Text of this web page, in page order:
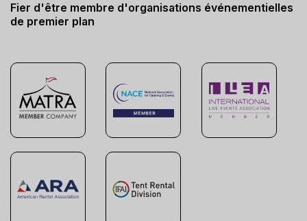
Fier d'être membre d'organisations événementielles
de premier plan